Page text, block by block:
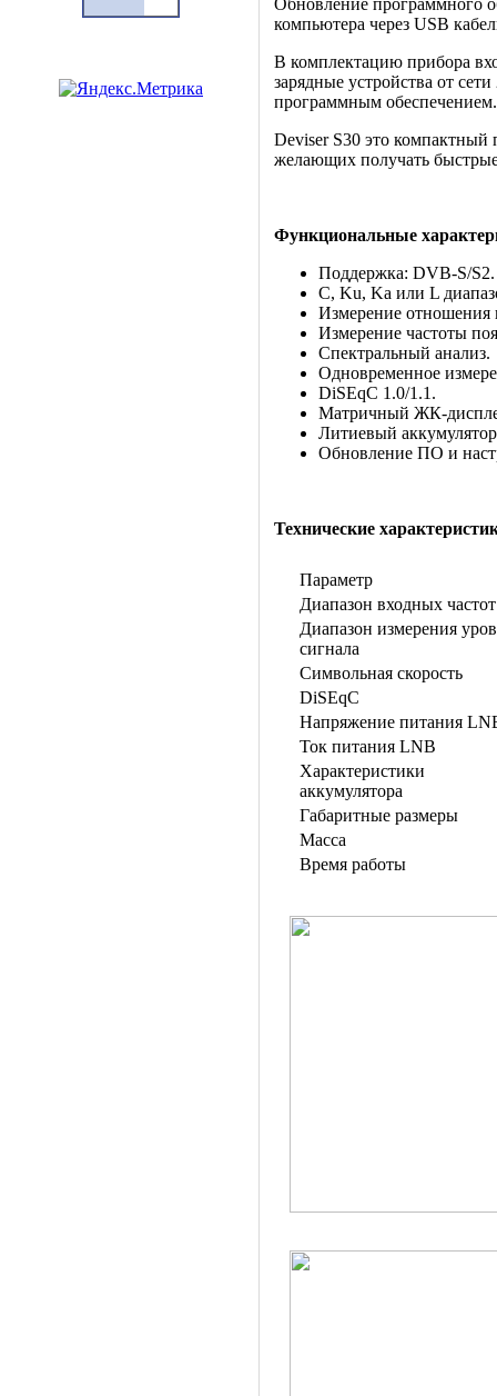
Обновление программного
компьютера через USB
В комплектацию прибора
зарядные устройства от
программным обеспечением.
Deviser S30 это компактный
желающих получать
Функциональные
Поддержка: DVB-S/S2.
C, Ku, Ka или L
Измерение
Измерение частоты
Спектральный анализ.
Одновременное
DiSEqC 1.0/1.1.
Матричный ЖК-
Литиевый
Обновление ПО и
Технические
Параметр
Диапазон входных частот
Диапазон измерения
сигнала
Символьная скорость
DiSEqC
Напряжение питания
Ток питания LNB
Характеристики
аккумулятора
Габаритные размеры
Масса
Время работы